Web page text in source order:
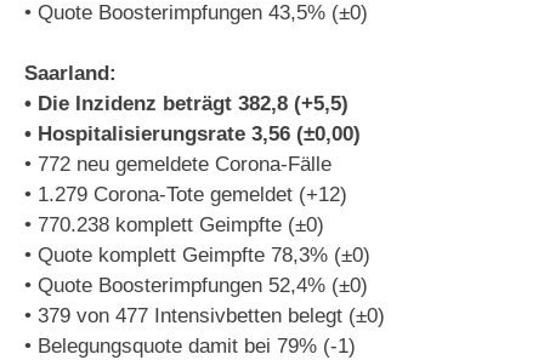
• Quote Boosterimpfungen 43,5% (±0)
Saarland:
• Die Inzidenz beträgt 382,8 (+5,5)
• Hospitalisierungsrate 3,56 (±0,00)
• 772 neu gemeldete Corona-Fälle
• 1.279 Corona-Tote gemeldet (+12)
• 770.238 komplett Geimpfte (±0)
• Quote komplett Geimpfte 78,3% (±0)
• Quote Boosterimpfungen 52,4% (±0)
• 379 von 477 Intensivbetten belegt (±0)
• Belegungsquote damit bei 79% (-1)